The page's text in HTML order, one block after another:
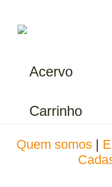
Acervo
Carrinho
Quem somos